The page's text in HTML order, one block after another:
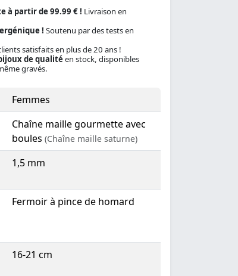
à partir de 99.99 € ! Livraison en
! Soutenu par des tests en
satisfaits en plus de 20 ans !
de qualitéen stock, disponibles
gravés.
Femmes
Chaîne maille gourmette avec
boules (Chaîne maille saturne)
1,5 mm
Fermoir à pince de homard
16-21 cm